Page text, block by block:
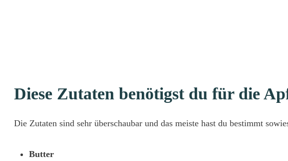
Diese Zutaten benötigst du für die
Die Zutaten sind sehr überschaubar und das meiste hast du bestimmt
Butter